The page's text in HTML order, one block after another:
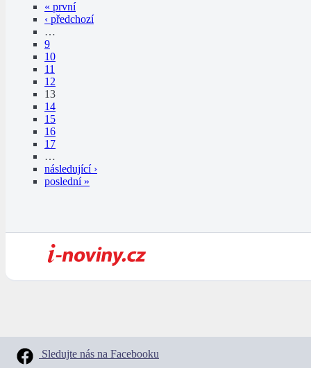
« první
‹ předchozí
…
9
10
11
12
13
14
15
16
17
…
následující ›
poslední »
Sledujte nás na Facebooku